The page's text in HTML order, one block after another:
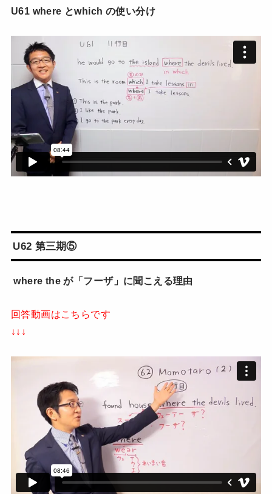
U61 where とwhich の使い分け
U62 第三期⑤
where the が「フーザ」に聞こえる理由
回答動画はこちらです
↓↓↓